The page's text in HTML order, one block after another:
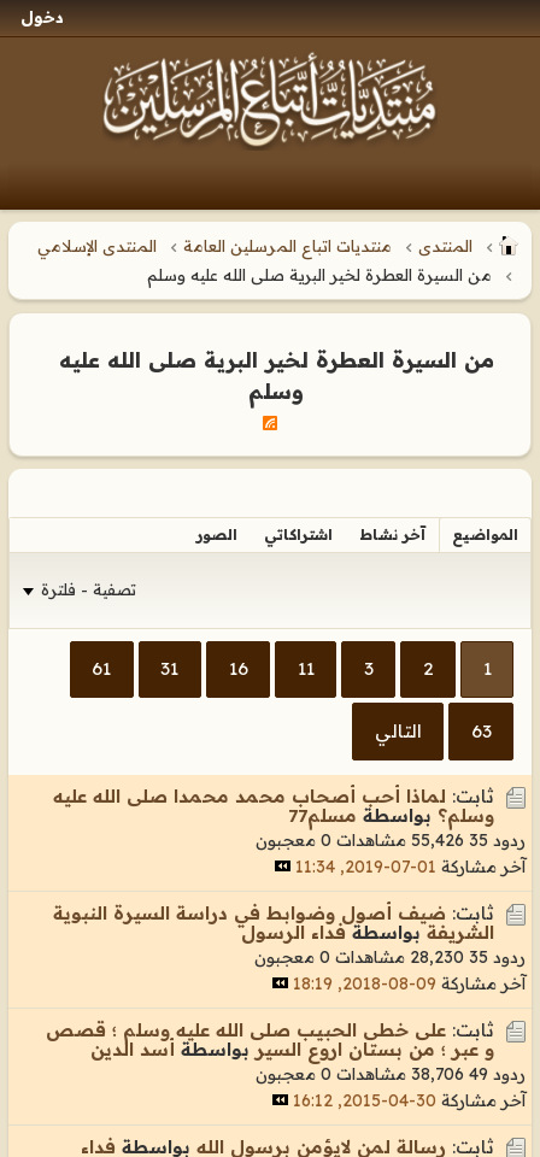
دخول
المنتدى منتديات اتباع المرسلين العامة
المنتدى الإسلامي
من السيرة العطرة لخير البرية صلى الله عليه وسلم
من السيرة العطرة لخير البرية صلى الله عليه
وسلم
المواضيع آخر نشاط اشتراكاتي الصور
تصفية - فلترة
1
2
3
11
16
31
61
63 التالي
ثابت: لماذا أحب أصحاب محمد محمدا صلى الله عليه
وسلم؟ بواسطة مسلم77
ردود 35 55,426 مشاهدات
0 معجبون
آخر مشاركة 01-07-2019, 11:34
ثابت: ضيف أصول وضوابط في دراسة السيرة النبوية
الشريفة بواسطةفداء الرسول
ردود 35 28,230 مشاهدات
0 معجبون
آخر مشاركة 09-08-2018, 18:19
ثابت: على خطى الحبيب صلى الله عليه وسلم ؛ قصص
و عبر ؛ من بستان اروع السير بواسطة أسد الدين
ردود 49 38,706 مشاهدات
0 معجبون
آخر مشاركة 30-04-2015, 16:12
ثابت: رسالة لمن لايؤمن برسول الله بواسطة فداء